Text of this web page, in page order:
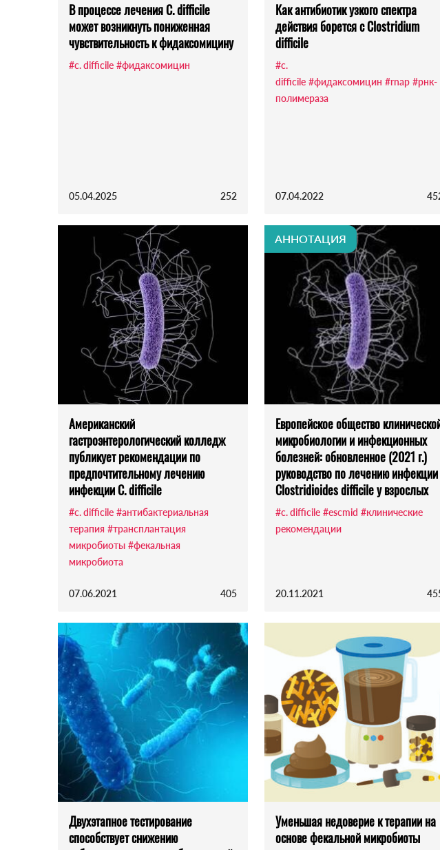
В процессе лечения C. difficile
может возникнуть пониженная
чувствительность к фидаксомицину
#c. difficile #фидаксомицин
05.04.2025 252
Как антибиотик узкого спектра
действия борется с Clostridium
difficile
#c.
difficile #фидаксомицин #rnap #рнк-
полимераза
07.04.2022
Американский
гастроэнтерологический колледж
публикует рекомендации по
предпочтительному лечению
инфекции C. difficile
#c. difficile #антибактериальная
терапия #трансплантация
микробиоты #фекальная
микробиота
07.06.2021 405
АННОТАЦИЯ
Европейское общество
микробиологии и инфекционных
болезней: обновленное (2021 г.)
руководство по лечению инфекции
Clostridioides difficile у взрослых
#c. difficile #escmid #клинические
рекомендации
20.11.2021
Двухэтапное тестирование
способствует снижению
Уменьшая недоверие к терапии на
основе фекальной микробиоты